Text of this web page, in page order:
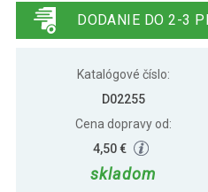
DODANIE DO 2-3
Katalógové číslo:
D02255
Cena dopravy od:
4,50 €
skladom